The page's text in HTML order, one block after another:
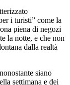
i turisti” come la
piena di negozi
la notte, e che non
dalla realtà
siano
settimana e dei